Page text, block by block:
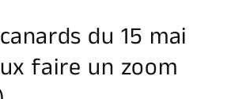
du 15 mai
faire un zoom